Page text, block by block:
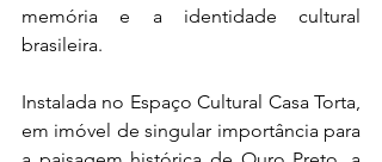
memória e a identidade cultural
brasileira.
Instalada no Espaço Cultural Casa Torta,
em imóvel de singular importância para